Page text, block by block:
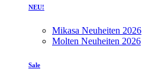
NEU!
Mikasa Neuheiten 2026
Molten Neuheiten 2026
Sale